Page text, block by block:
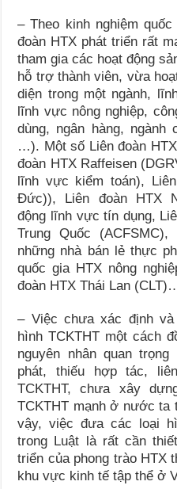
– Theo kinh nghiệm
đoàn HTX phát triển rất
tham gia các hoạt động
hỗ trợ thành viên, vừa
diện trong một ngành,
lĩnh vực nông nghiệp,
dùng, ngân hàng, ngành
…). Một số Liên đoàn
đoàn HTX Raffeisen
lĩnh vực kiểm toán),
Đức)), Liên đoàn HTX
động lĩnh vực tín dụng,
Trung Quốc
những nhà bán lẻ thực
quốc gia HTX nông
đoàn HTX Thái Lan
– Việc chưa xác định
hình TCKTHT một cách
nguyên nhân quan
phát, thiếu hợp tác,
TCKTHT, chưa xây
TCKTHT mạnh ở nước ta
vậy, việc đưa các loại
trong Luật là rất cần
triển của phong trào HTX
khu vực kinh tế tập thể ở